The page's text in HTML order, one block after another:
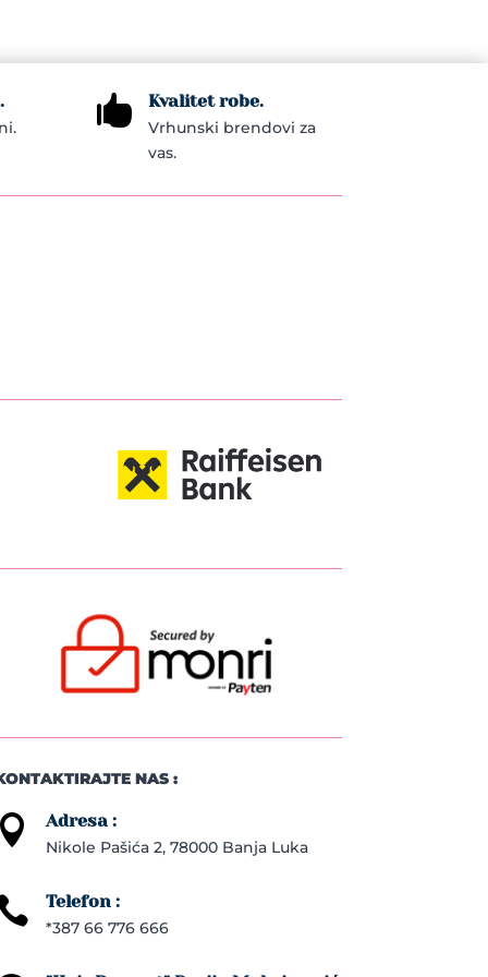
 Kvalitet robe.
Vrhunski brendovi za
vas.
NAS :
Adresa :
Nikole Pašića 2, 78000 Banja Luka
Telefon :
*387 66 776 666